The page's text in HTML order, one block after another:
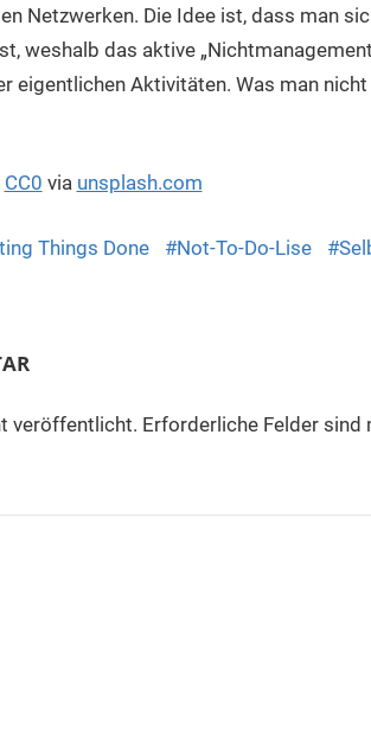
Netzwerken. Die Idee ist, dass man
weshalb das aktive
eigentlichen Aktivitäten. Was man
CC0 via unsplash.com
Things Done Not-To-Do-Lise
veröffentlicht. Erforderliche Felder sind